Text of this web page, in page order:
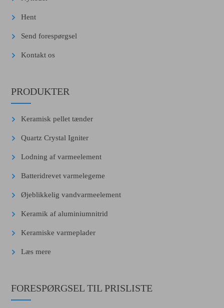
Hent
Send forespørgsel
Kontakt os
PRODUKTER
Keramisk pellet tænder
Quartz Crystal Igniter
Lodning af varmeelement
Batteridrevet varmelegeme
Øjeblikkelig vandvarmeelement
Keramik af aluminiumnitrid
Keramiske varmeplader
Læs mere
FORESPØRGSEL TIL PRISLISTE